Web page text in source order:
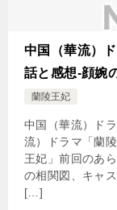
中国（華流）
話と感想-顔婉
蘭陵王妃
中国（華流）ド
流）ドラマ「蘭
王妃」前回のあ
の相関図、キャ
[…]